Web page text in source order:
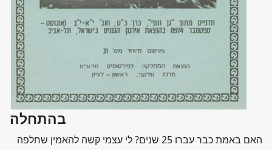
בהתחלה
האם באמת כבר עברו 25 שנים? לי עצמי קשה להאמין שחלפה